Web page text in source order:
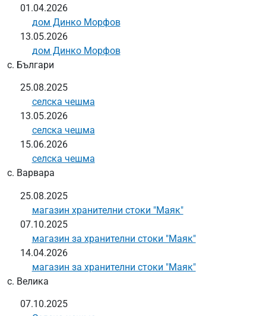
01.04.2026
дом Динко Морфов
13.05.2026
дом Динко Морфов
с. Българи
25.08.2025
селска чешма
13.05.2026
селска чешма
15.06.2026
селска чешма
с. Варвара
25.08.2025
магазин хранителни стоки "Маяк"
07.10.2025
магазин за хранителни стоки "Маяк"
14.04.2026
магазин за хранителни стоки "Маяк"
с. Велика
07.10.2025